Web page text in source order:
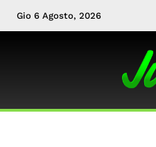
Gio 6 Agosto, 2026